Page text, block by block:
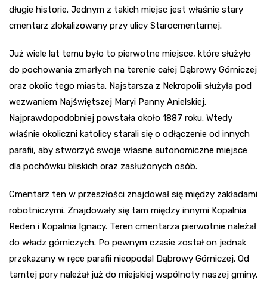
długie historie. Jednym z takich miejsc jest właśnie stary
cmentarz zlokalizowany przy ulicy Starocmentarnej.
Już wiele lat temu było to pierwotne miejsce, które służyło
do pochowania zmarłych na terenie całej Dąbrowy Górniczej
oraz okolic tego miasta. Najstarsza z Nekropolii służyła pod
wezwaniem Najświętszej Maryi Panny Anielskiej.
Najprawdopodobniej powstała około 1887 roku. Wtedy
właśnie okoliczni katolicy starali się o odłączenie od innych
parafii, aby stworzyć swoje własne autonomiczne miejsce
dla pochówku bliskich oraz zasłużonych osób.
Cmentarz ten w przeszłości znajdował się między zakładami
robotniczymi. Znajdowały się tam między innymi Kopalnia
Reden i Kopalnia Ignacy. Teren cmentarza pierwotnie należał
do władz górniczych. Po pewnym czasie został on jednak
przekazany w ręce parafii nieopodal Dąbrowy Górniczej. Od
tamtej pory należał już do miejskiej wspólnoty naszej gminy.